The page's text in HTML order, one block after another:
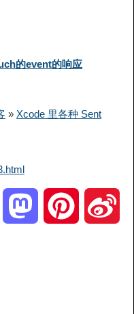
的event的响应
» Xcode 里各种 Sent